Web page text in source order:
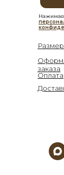
заказа
Оплата
Нажимая